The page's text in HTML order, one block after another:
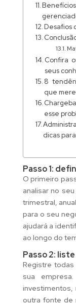
Desafios
Confira
seus
8
que
esse
dicas
Passo 1:
O primeiro
analisar no
trimestral,
para o seu
ajudará a
ao longo do
Passo 2:
Registre
sua
outra fonte de